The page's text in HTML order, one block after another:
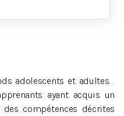
adolescents et adultes. .
ayant acquis un
des compétences décrites